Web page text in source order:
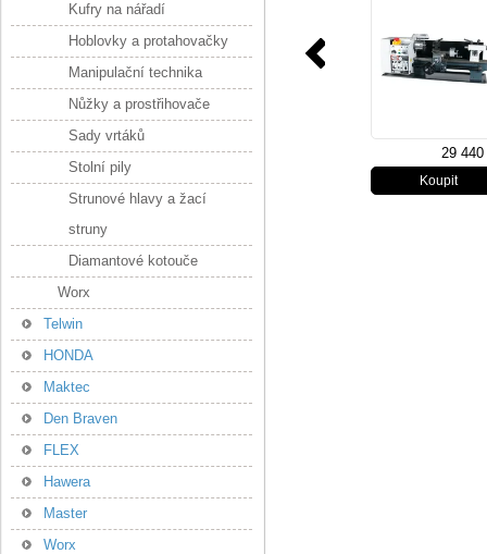
29
Kufry na nářadí
Hoblovky a protahovačky
Manipulační technika
Nůžky a prostřihovače
Sady vrtáků
Stolní pily
Strunové hlavy a žací
struny
Diamantové kotouče
Worx
Telwin
HONDA
Maktec
Den Braven
FLEX
Hawera
Master
Worx